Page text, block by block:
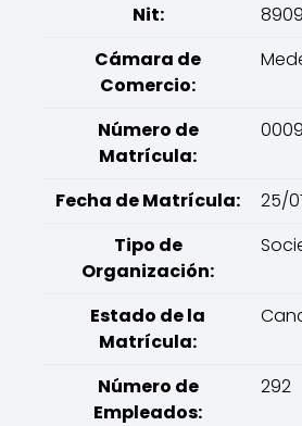
Nit:
Cámara de
Comercio:
Número de
Matrícula:
Fecha de Matrícula:
25/
Tipo de
Organización:
Estado de la
Matrícula:
Número de
Empleados:
292